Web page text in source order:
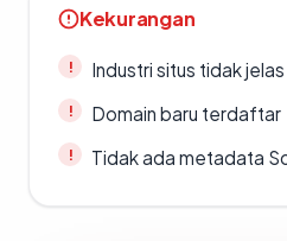
Kekurangan
Industri situs tidak
Domain baru terdaftar
Tidak ada metadata